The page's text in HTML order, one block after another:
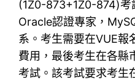
(1Z0-873+1Z0-874)考
Oracle認證專家，
系。考生需要在VUE報
費用，最後考生在各縣
考試。該考試要求考生